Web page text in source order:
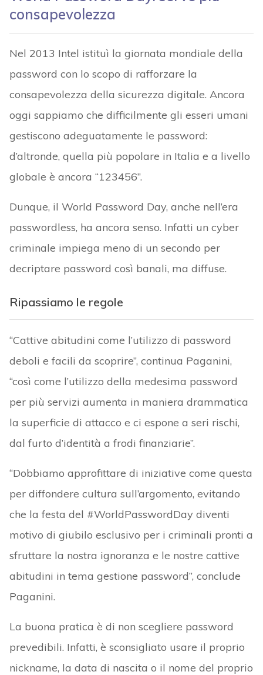
consapevolezza
Nel 2013 Intel istituì la giornata mondiale della
password con lo scopo di rafforzare la
consapevolezza della sicurezza digitale. Ancora
oggi sappiamo che difficilmente gli esseri umani
gestiscono adeguatamente le password:
d’altronde, quella più popolare in Italia e a livello
globale è ancora “123456”.
Dunque, il World Password Day, anche nell’era
passwordless, ha ancora senso. Infatti un cyber
criminale impiega meno di un secondo per
decriptare password così banali, ma diffuse.
Ripassiamo le regole
“Cattive abitudini come l’utilizzo di password
deboli e facili da scoprire”, continua Paganini,
“così come l’utilizzo della medesima password
per più servizi aumenta in maniera drammatica
la superficie di attacco e ci espone a seri rischi,
dal furto d’identità a frodi finanziarie”.
“Dobbiamo approfittare di iniziative come questa
per diffondere cultura sull’argomento, evitando
che la festa del #WorldPasswordDay diventi
motivo di giubilo esclusivo per i criminali pronti a
sfruttare la nostra ignoranza e le nostre cattive
abitudini in tema gestione password”, conclude
Paganini.
La buona pratica è di non scegliere password
prevedibili. Infatti, è sconsigliato usare il proprio
nickname, la data di nascita o il nome del proprio